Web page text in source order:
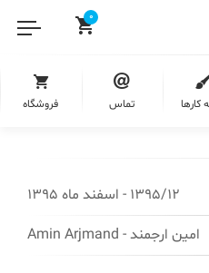
0
کارها تماس فروشگاه |
1395/12 - اسفند ماه 1395
امین ارجمند - Amin Arjmand